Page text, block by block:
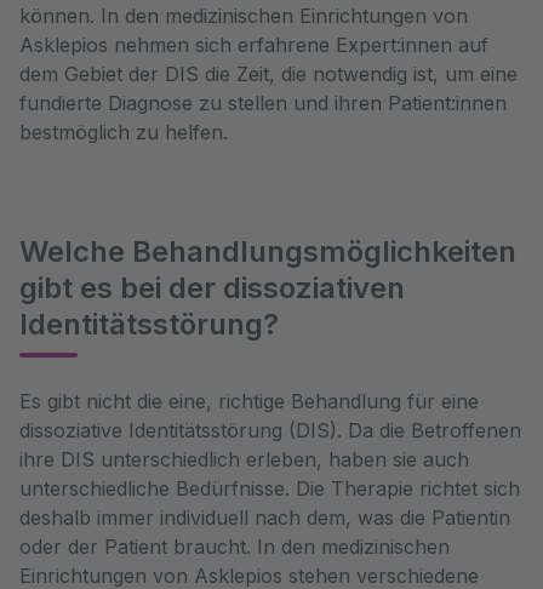
können. In den medizinischen Einrichtungen von
Asklepios nehmen sich erfahrene Expert:innen auf
dem Gebiet der DIS die Zeit, die notwendig ist, um eine
fundierte Diagnose zu stellen und ihren Patient:innen
bestmöglich zu helfen.
Welche Behandlungsmöglichkeiten
gibt es bei der dissoziativen
Identitätsstörung?
Es gibt nicht die eine, richtige Behandlung für eine
dissoziative Identitätsstörung (DIS). Da die Betroffenen
ihre DIS unterschiedlich erleben, haben sie auch
unterschiedliche Bedürfnisse. Die Therapie richtet sich
deshalb immer individuell nach dem, was die Patientin
oder der Patient braucht. In den medizinischen
Einrichtungen von Asklepios stehen verschiedene